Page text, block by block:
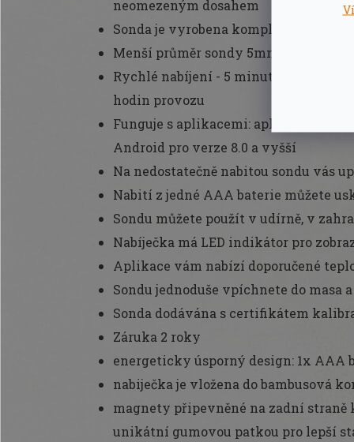
neomezeným dosahem
Sonda je vyrobena komplet z
Menší průměr sondy 5mm, délka 128
Rychlé nabíjení - 5 minutové nabíjení
hodin provozu
Funguje s aplikacemi: aplikace pro
Android pro verze 8.0 a vyšší
Na nedostatečně nabitou sondu vás
Nabití z jedné AAA baterie můžete
Sondu můžete použít v udírně, v
Nabíječka má LED indikátor pro
Aplikace vám nabízí doporučené
Sondu jednoduše vpíchnete do
Sonda dodávána s certifikátem
Záruka 2 roky
energeticky úsporný design: 1x AAA
nabiječka je vložena do bambusová
magnety připevněné na zadní
unikátní gumovou patkou pro lepší